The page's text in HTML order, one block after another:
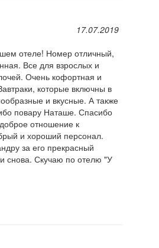
17.07.2019
отеле! Номер отличный,
Все для взрослых и
Очень кофортная и
которые включны в
и вкусные. А также
повару Наташе. Спасибо
отношение к
и хороший персонал.
за его прекрасный
снова. Скучаю по отелю "У